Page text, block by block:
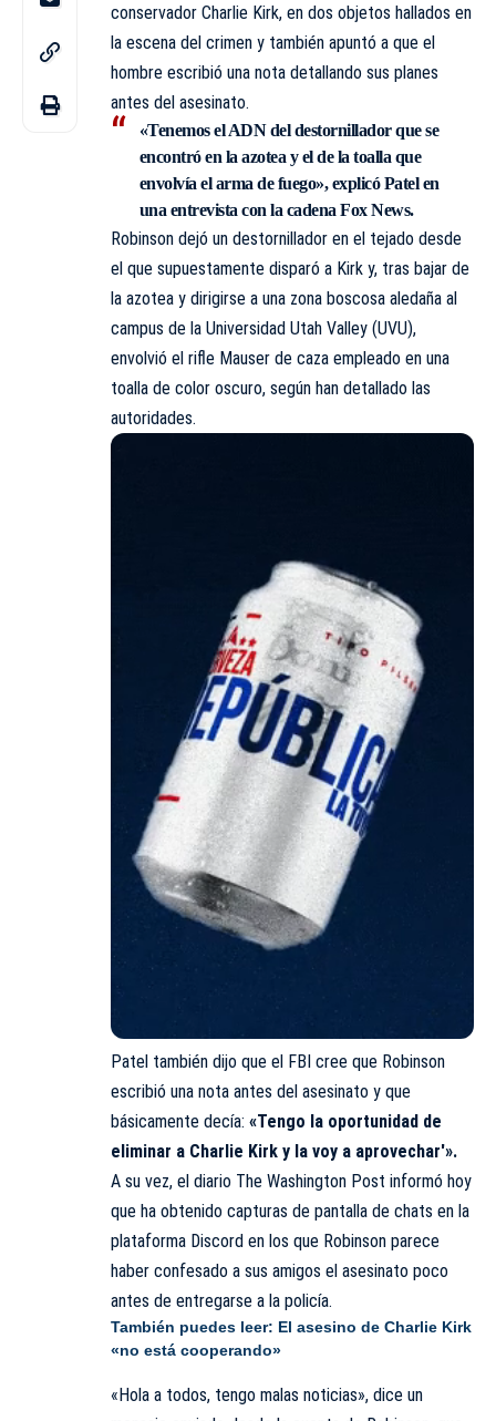
conservador Charlie Kirk, en dos objetos hallados en
la escena del crimen y también apuntó a que el
hombre escribió una nota detallando sus planes
antes del asesinato.
«Tenemos el ADN del destornillador que se
encontró en la azotea y el de la toalla que
envolvía el arma de fuego», explicó Patel en
una entrevista con la cadena Fox News.
Robinson dejó un destornillador en el tejado desde
el que supuestamente disparó a Kirk y, tras bajar de
la azotea y dirigirse a una zona boscosa aledaña al
campus de la Universidad Utah Valley (UVU),
envolvió el rifle Mauser de caza empleado en una
toalla de color oscuro, según han detallado las
autoridades.
Patel también dijo que el FBI cree que Robinson
escribió una nota antes del asesinato y que
básicamente decía: «Tengo la oportunidad de
eliminar a Charlie Kirk y la voy a aprovechar'».
A su vez, el diario The Washington Post informó hoy
que ha obtenido capturas de pantalla de chats en la
plataforma Discord en los que Robinson parece
haber confesado a sus amigos el asesinato poco
antes de entregarse a la policía.
También puedes leer: El asesino de Charlie Kirk
«no está cooperando»
«Hola a todos, tengo malas noticias», dice un